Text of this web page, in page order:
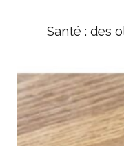
Santé : des